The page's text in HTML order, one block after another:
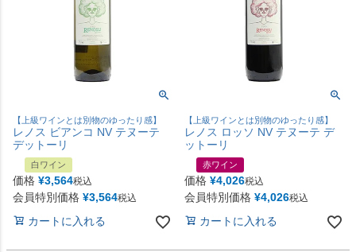
【上級ワインとは別物のゆったり感】
レノス ビアンコ NV テヌーテ
デットーリ
白ワイン
価格 ¥3,564税込
会員特別価格 ¥3,564税込
カートに入れる
【上級ワインとは別物のゆったり感】
レノス ロッソ NV テヌーテ デ
ットーリ
赤ワイン
価格 ¥4,026税込
会員特別価格 ¥4,026税込
カートに入れる